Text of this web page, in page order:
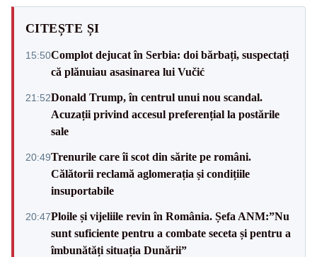
CITEȘTE ȘI
15:50Complot dejucat în Serbia: doi bărbați, suspectați
că plănuiau asasinarea lui Vučić
21:52Donald Trump, în centrul unui nou scandal.
Acuzații privind accesul preferențial la postările
sale
20:49Trenurile care îi scot din sărite pe români.
Călătorii reclamă aglomerația și condițiile
insuportabile
20:47Ploile și vijeliile revin în România. Șefa ANM:”Nu
sunt suficiente pentru a combate seceta și pentru a
îmbunătăți situația Dunării”